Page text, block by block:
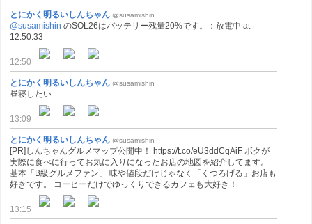
とにかく明るいしんちゃん @susamishin
@susamishin のSOL26はバッテリー残量20%です。：放電中 at
12:50:33
12:50
とにかく明るいしんちゃん @susamishin
昼寝したい
13:09
とにかく明るいしんちゃん @susamishin
[PR]しんちゃんグルメマップ公開中！ https://t.co/eU3ddCqAiF ボクが
実際に食べに行ってお気に入りになったお店の地図を紹介してます。
基本「B級グルメファン」 味や値段だけじゃなく「くつろげる」お店も
好きです。 コーヒーだけでゆっくりできるカフェも大好き！
13:15